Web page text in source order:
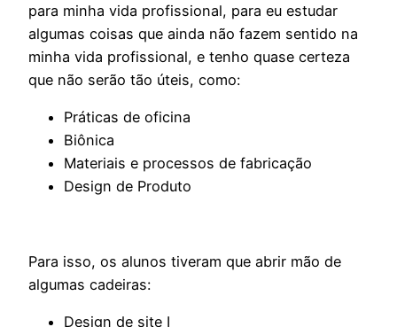
para minha vida profissional, para eu estudar
algumas coisas que ainda não fazem sentido na
minha vida profissional, e tenho quase certeza
que não serão tão úteis, como:
Práticas de oficina
Biônica
Materiais e processos de fabricação
Design de Produto
Para isso, os alunos tiveram que abrir mão de
algumas cadeiras:
Design de site I